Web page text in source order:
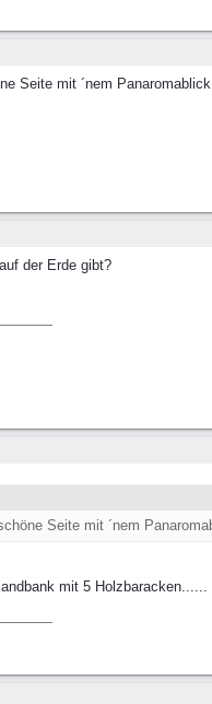
Seite mit ´nem
der Erde gibt?
Seite mit ´nem
mit 5 Holzbaracken......